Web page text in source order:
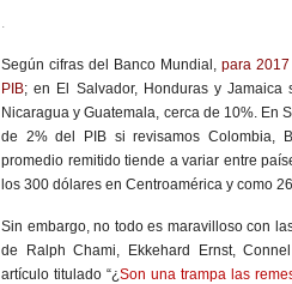
.
Según cifras del Banco Mundial, para
PIB; en El Salvador, Honduras y
Nicaragua y Guatemala, cerca de 10%. En
de 2% del PIB si revisamos Colombia,
promedio remitido tiende a variar entre
los 300 dólares en Centroamérica y como
Sin embargo, no todo es maravilloso con
de Ralph Chami, Ekkehard Ernst,
artículo titulado “¿Son una trampa las